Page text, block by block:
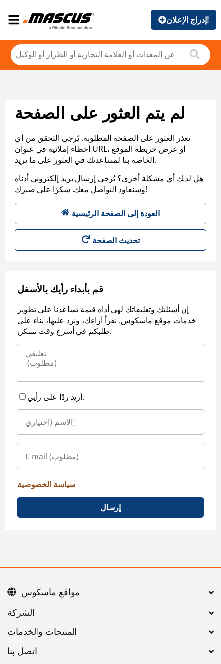
إدراج الإعلان!
لم يتم العثور على الصفحة
تعذر العثور على الصفحة المطلوبة. يُرجى التحقق من أي
أخطاء إملائية في عنوان URL، أو عرض خريطة الموقع
الخاصة بنا لمساعدتك في العثور على ما تريد.
هل لديك أي مشكلة أخرى؟ يُرجى إرسال بريد إلكتروني أدناه
وسنعاود التواصل معك. شكرًا على صبرك!
العودة إلى الصفحة الرئيسية
تحديث الصفحة
قم بأبداء رأيك بالأسفل
إن أسئلتك وتعليقاتك لهي أداة قيمة تساعدنا على تطوير
خدمات موقع ماسكوس. نقرأ آراءك، ونرد عليها، بناء على
طلبكم في أسرع وقت ممكن.
أريد ردًا على رأيي.
سياسة الخصوصية
إرسال
اتصل بنا
مواقع ماسكوس